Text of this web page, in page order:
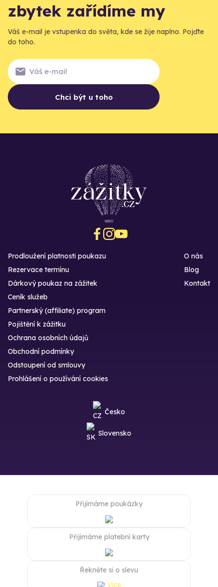
zbytek zařídíme my
Váš e-mail je vstupenka do světa, kde se žije naplno. Pojďte
do toho.
Chci být u toho
Prodloužení platnosti poukazu
Rezervace termínu
Dárkový poukaz na zážitek
O nás
Blog
Kontakt
Ceník služeb
Partnerský (affiliate) program
Pojištění k zážitku
Ochrana osobních údajů
Obchodní podmínky
Odstoupení od smlouvy
Prohlášení o používání cookies
Česko
Slovensko
Přijímáme poukázky
Přijímáme platební karty
Řekněte si o slevu
Více